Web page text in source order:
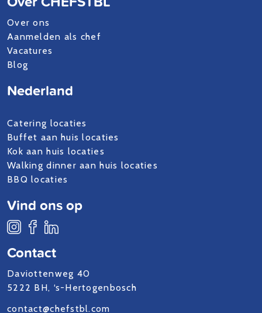
Over ons
Aanmelden als chef
Vacatures
Blog
Contact
Daviottenweg 40
5222 BH, ‘s-Hertogenbosch
contact@chefstbl.com
Nederland
Catering locaties
Buffet aan huis locaties
Kok aan huis locaties
Walking dinner aan huis locaties
BBQ locaties
Vind ons op